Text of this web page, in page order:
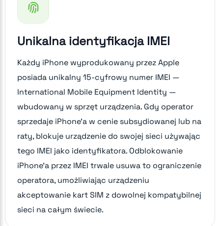
Unikalna identyfikacja IMEI
Każdy iPhone wyprodukowany przez Apple
posiada unikalny 15-cyfrowy numer IMEI —
International Mobile Equipment Identity —
wbudowany w sprzęt urządzenia. Gdy operator
sprzedaje iPhone'a w cenie subsydiowanej lub na
raty, blokuje urządzenie do swojej sieci używając
tego IMEI jako identyfikatora. Odblokowanie
iPhone'a przez IMEI trwale usuwa to ograniczenie
operatora, umożliwiając urządzeniu
akceptowanie kart SIM z dowolnej kompatybilnej
sieci na całym świecie.